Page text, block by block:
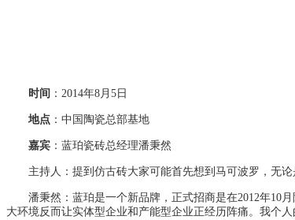
时间 ：2014年8月5日
地点 ：中国陶瓷总部基地
嘉宾 ：蓝珀瓷砖总经理潘秉然
主持人 ：提到仿古砖大家可能首先想到马可波罗，无
潘秉然：蓝珀是一个新品牌，正式招商是在2012年10月
大环境反而让实体型企业和产能型企业正经历阵痛。我个